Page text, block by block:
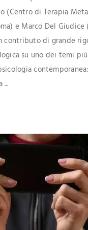
(Centro di Terapia
e Marco Del
contributo di grande
su uno dei temi